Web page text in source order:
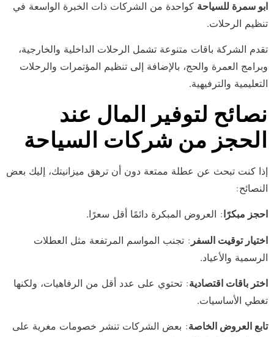
ابو سمرة للسياحة كواحدة من الشركات ذات الخبرة الواسعة في
تنظيم الرحلات.
تقدم الشركة باقات متنوعة تشمل الرحلات الداخلية والخارجية،
وبرامج العمرة والحج، بالإضافة إلى تنظيم المؤتمرات والرحلات
التعليمية والترفيهية.
نصائح لتوفير المال عند
الحجز من شركات السياحة
إذا كنت تبحث عن عطلة ممتعة دون أن ترهق ميزانيتك، إليك بعض
النصائح:
احجز مبكرًا : العروض المبكرة دائمًا أقل سعرًا.
اختيار توقيت السفر : تجنب المواسم المرتفعة مثل العطلات
الرسمية والأعياد.
اختر باقات اقتصادية: تحتوي على عدد أقل من الرفاهيات، ولكنها
تغطي الأساسيات.
تابع العروض الخاصة: بعض الشركات تنشر خصومات مغرية على